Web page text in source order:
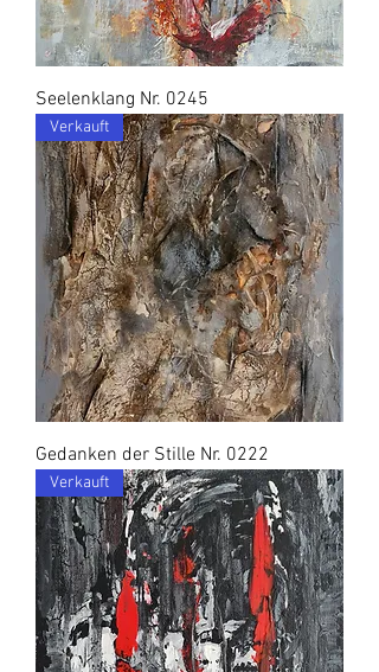
Seelenklang Nr. 0245
Verkauft
Gedanken der Stille Nr. 0222
Verkauft